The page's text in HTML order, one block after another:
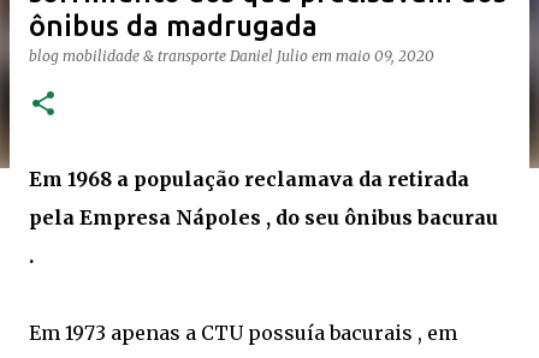
ônibus da madrugada
blog mobilidade & transporte Daniel Julio em maio 09, 2020
Em 1968 a população reclamava da retirada
pela Empresa Nápoles , do seu ônibus bacurau
.
Em 1973 apenas a CTU possuía bacurais , em